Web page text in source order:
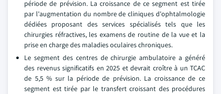
période de prévision. La croissance de ce segment est tirée
par l'augmentation du nombre de cliniques d'ophtalmologie
dédiées proposant des services spécialisés tels que les
chirurgies réfractives, les examens de routine de la vue et la
prise en charge des maladies oculaires chroniques.
Le segment des centres de chirurgie ambulatoire a généré
des revenus significatifs en 2025 et devrait croître à un TCAC
de 5,5 % sur la période de prévision. La croissance de ce
segment est tirée par le transfert croissant des procédures